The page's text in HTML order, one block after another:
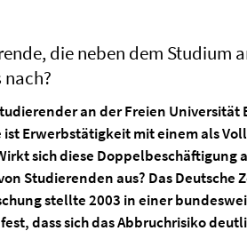
die neben dem Studium
an der Freien
Erwerbstätigkeit mit einem als
sich diese Doppelbeschäftigung
Studierenden aus? Das Deutsche
stellte 2003 in einer
dass sich das Abbruchrisiko